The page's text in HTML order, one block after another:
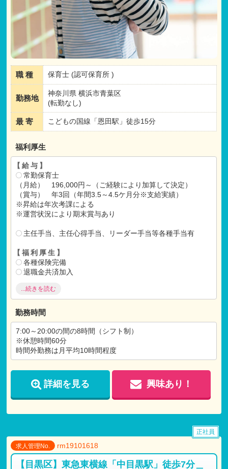
職 種 保育士 (認可保育所 )
勤務地
神奈川県 横浜市青葉区
(転勤なし)
最 寄 こどもの国線「恩田駅」徒歩15分
福利厚生
【給与】
常勤保育士
（月給） 196,000円～（ご経験により加算して決定）
（賞与） 年3回（年間3.5～4.5ケ月分※支給実績）
※昇給は年次考課による
※運営状況により期末賞与あり
主任手当、主任心得手当、リーダー手当等各種手当有
【福利厚生】
各種保険完備
退職金共済加入
健康診断（年1回）
リゾート施設の利用
交通費支給（上限30,000円/月）
...続きを読む
勤務時間
7:00～20:00の間の8時間（シフト制）
※休憩時間60分
時間外勤務は月平均10時間程度
詳細を見る 興味あり！
求人管理No. rm19101618
【目黒区】東急東横線「中目黒駅」徒歩7分＿
正社員